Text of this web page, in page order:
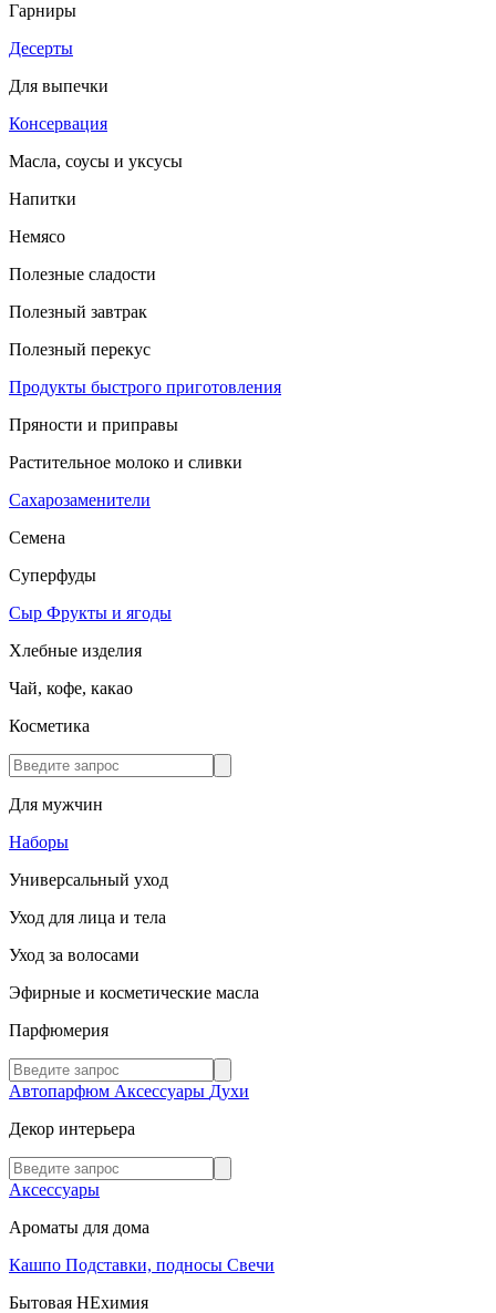
Гарниры
Десерты
Для выпечки
Консервация
Масла, соусы и уксусы
Напитки
Немясо
Полезные сладости
Полезный завтрак
Полезный перекус
Продукты быстрого приготовления
Пряности и приправы
Растительное молоко и сливки
Сахарозаменители
Семена
Суперфуды
Сыр Фрукты и ягоды
Хлебные изделия
Чай, кофе, какао
Косметика
Для мужчин
Наборы
Универсальный уход
Уход для лица и тела
Уход за волосами
Эфирные и косметические масла
Парфюмерия
Автопарфюм Аксессуары Духи
Декор интерьера
Аксессуары
Ароматы для дома
Кашпо Подставки, подносы Свечи
Бытовая НЕхимия